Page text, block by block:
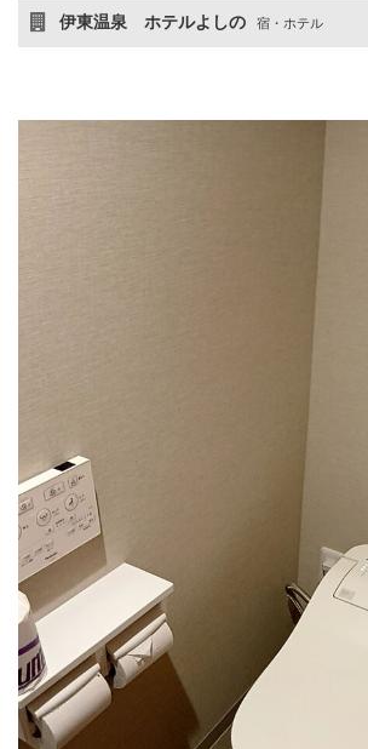
伊東温泉 ホテルよしの 宿・ホテル